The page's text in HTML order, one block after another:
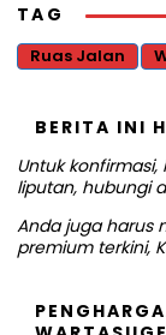
TAG
Ruas Jalan
BERITA INI
Untuk
liputan, hubungi
Anda juga harus
premium terkini,